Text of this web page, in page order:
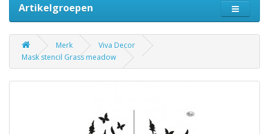
Artikelgroepen
Merk
Viva Decor
Mask stencil Grass meadow